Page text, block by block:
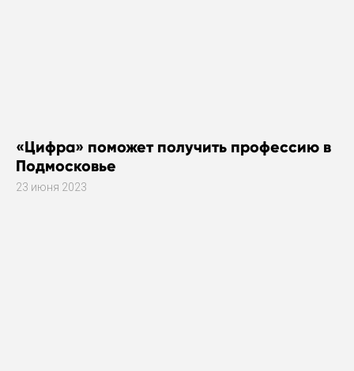
«Цифра» поможет получить профессию в
Подмосковье
23 июня 2023